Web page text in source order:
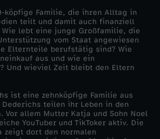
köpfige Familie, die ihren Alltag in
teilt und damit auch finanziell
lebt eine junge Großfamilie, die
vom Staat angewiesen
Elternteile berufstätig sind? Wie
aus und wie ein
Und wieviel Zeit bleibt den Eltern
ist eine zehnköpfige Familie aus
Dederichs teilen ihr Leben in den
Vor allem Mutter Katja und Sohn Noel
YouTuber und TikToker aktiv. Die
zeigt dort den normalen